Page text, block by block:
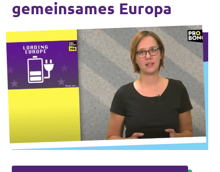
Transparenz
Datenschutz
gemeinsames Europa